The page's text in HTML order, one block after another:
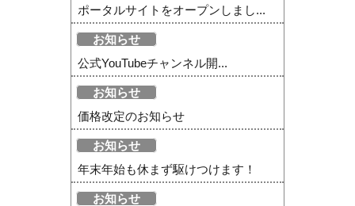
ポータルサイトをオープンしまし...
お知らせ
公式YouTubeチャンネル開...
お知らせ
価格改定のお知らせ
お知らせ
年末年始も休まず駆けつけます！
お知らせ